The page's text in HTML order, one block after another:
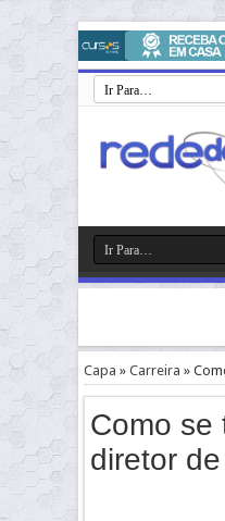
Capa » Carreira »
Como se
diretor